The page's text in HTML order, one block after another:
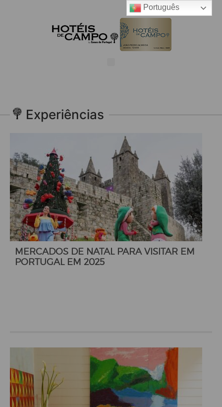
Experiências
MERCADOS DE NATAL PARA VISITAR EM
PORTUGAL EM 2025
Português